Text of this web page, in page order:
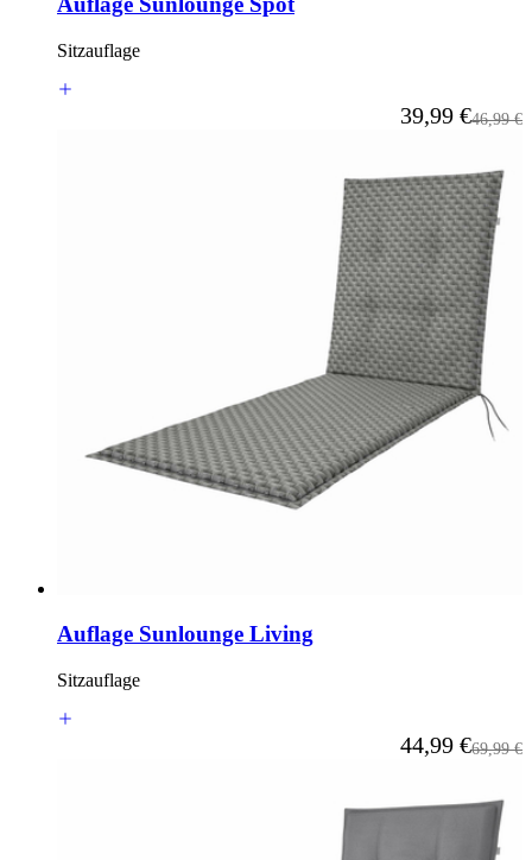
Sitzauflage
Ab
39,99 €46,99 €
Auflage Sunlounge Living
Sitzauflage
Ab
44,99 €69,99 €